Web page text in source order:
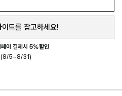
드를 참고하세요!
페이 결제시 5%할인
(8/5~8/31)